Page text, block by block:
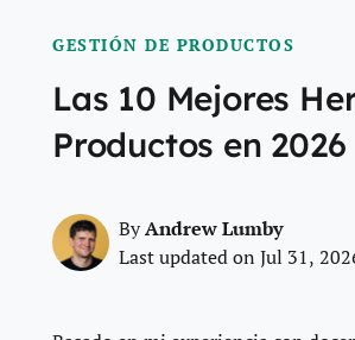
GESTIÓN DE PRODUCTOS
Las 10 Mejores
Productos en 2026
ByAndrew Lumby
Last updated on Jul 31,